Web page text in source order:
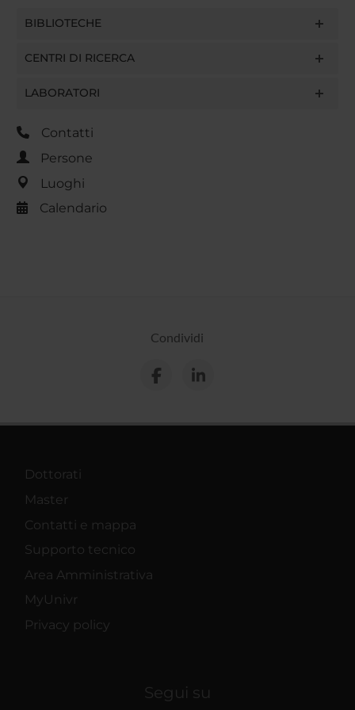
BIBLIOTECHE
CENTRI DI RICERCA
LABORATORI
Contatti
Persone
Luoghi
Calendario
Condividi
Dottorati
Master
Contatti e mappa
Supporto tecnico
Area Amministrativa
MyUnivr
Privacy policy
Segui su